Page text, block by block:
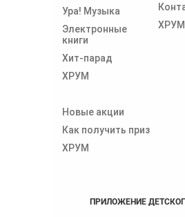
Ура! Музыка
Электронные
книги
Хит-парад
ХРУМ
ХРУМ
Новые акции
Как получить приз
ХРУМ
ПРИЛОЖЕНИЕ